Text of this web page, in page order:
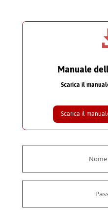
Manuale
Scarica il
Scarica il